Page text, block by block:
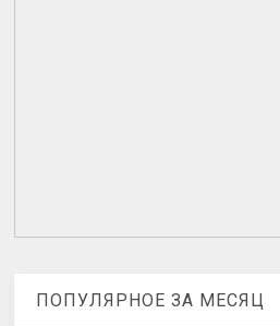
ПОПУЛЯРНОЕ ЗА МЕСЯЦ